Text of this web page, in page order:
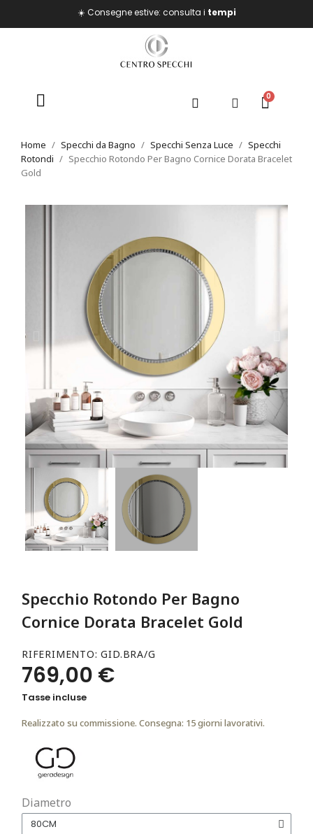
☀️ Consegne estive: consulta i tempi
Home Specchi da Bagno Specchi Senza Luce
Specchi
Rotondi
Specchio Rotondo Per Bagno Cornice Dorata Bracelet
Gold
Specchio Rotondo Per Bagno
Cornice Dorata Bracelet Gold
RIFERIMENTO GID.BRA/G
769,00 €
Tasse incluse
Realizzato su commissione. Consegna: 15 giorni lavorativi.
Diametro